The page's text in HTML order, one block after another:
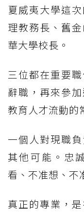
夏威夷大學這
理教務長、舊
華大學校長。
三位都在重要
辭職，再來參
教育人才流動的
一個人對現職
其他可能。忠
看、不准想、不
真正的專業，